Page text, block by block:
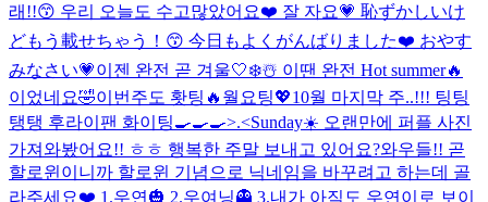
래!!😙 우리 오늘도 수고많았어요❤️ 잘 자요💗 恥ずかしいけ
どもう載せちゃう！😙 今日もよくがんばりました❤️ おやす
みなさい💗이젠 완전 곧 겨울🤍❄️☃️ 이땐 완전 Hot summer🔥
이었네요🤣이번주도 홧팅🔥월요팅💖10월 마지막 주..!!! 팅팅
탱탱 후라이팬 화이팅🍳🍳🍳>.<Sunday☀️ 오랜만에 퍼플 사진
가져와봤어요!! ㅎㅎ 행복한 주말 보내고 있어요?와우들!! 곧
할로윈이니까 할로윈 기념으로 닉네임을 바꾸려고 하는데 골
라주세요❤️ 1.우연🎃 2.우여닝👻 3.내가 아직도 우연이로 보이